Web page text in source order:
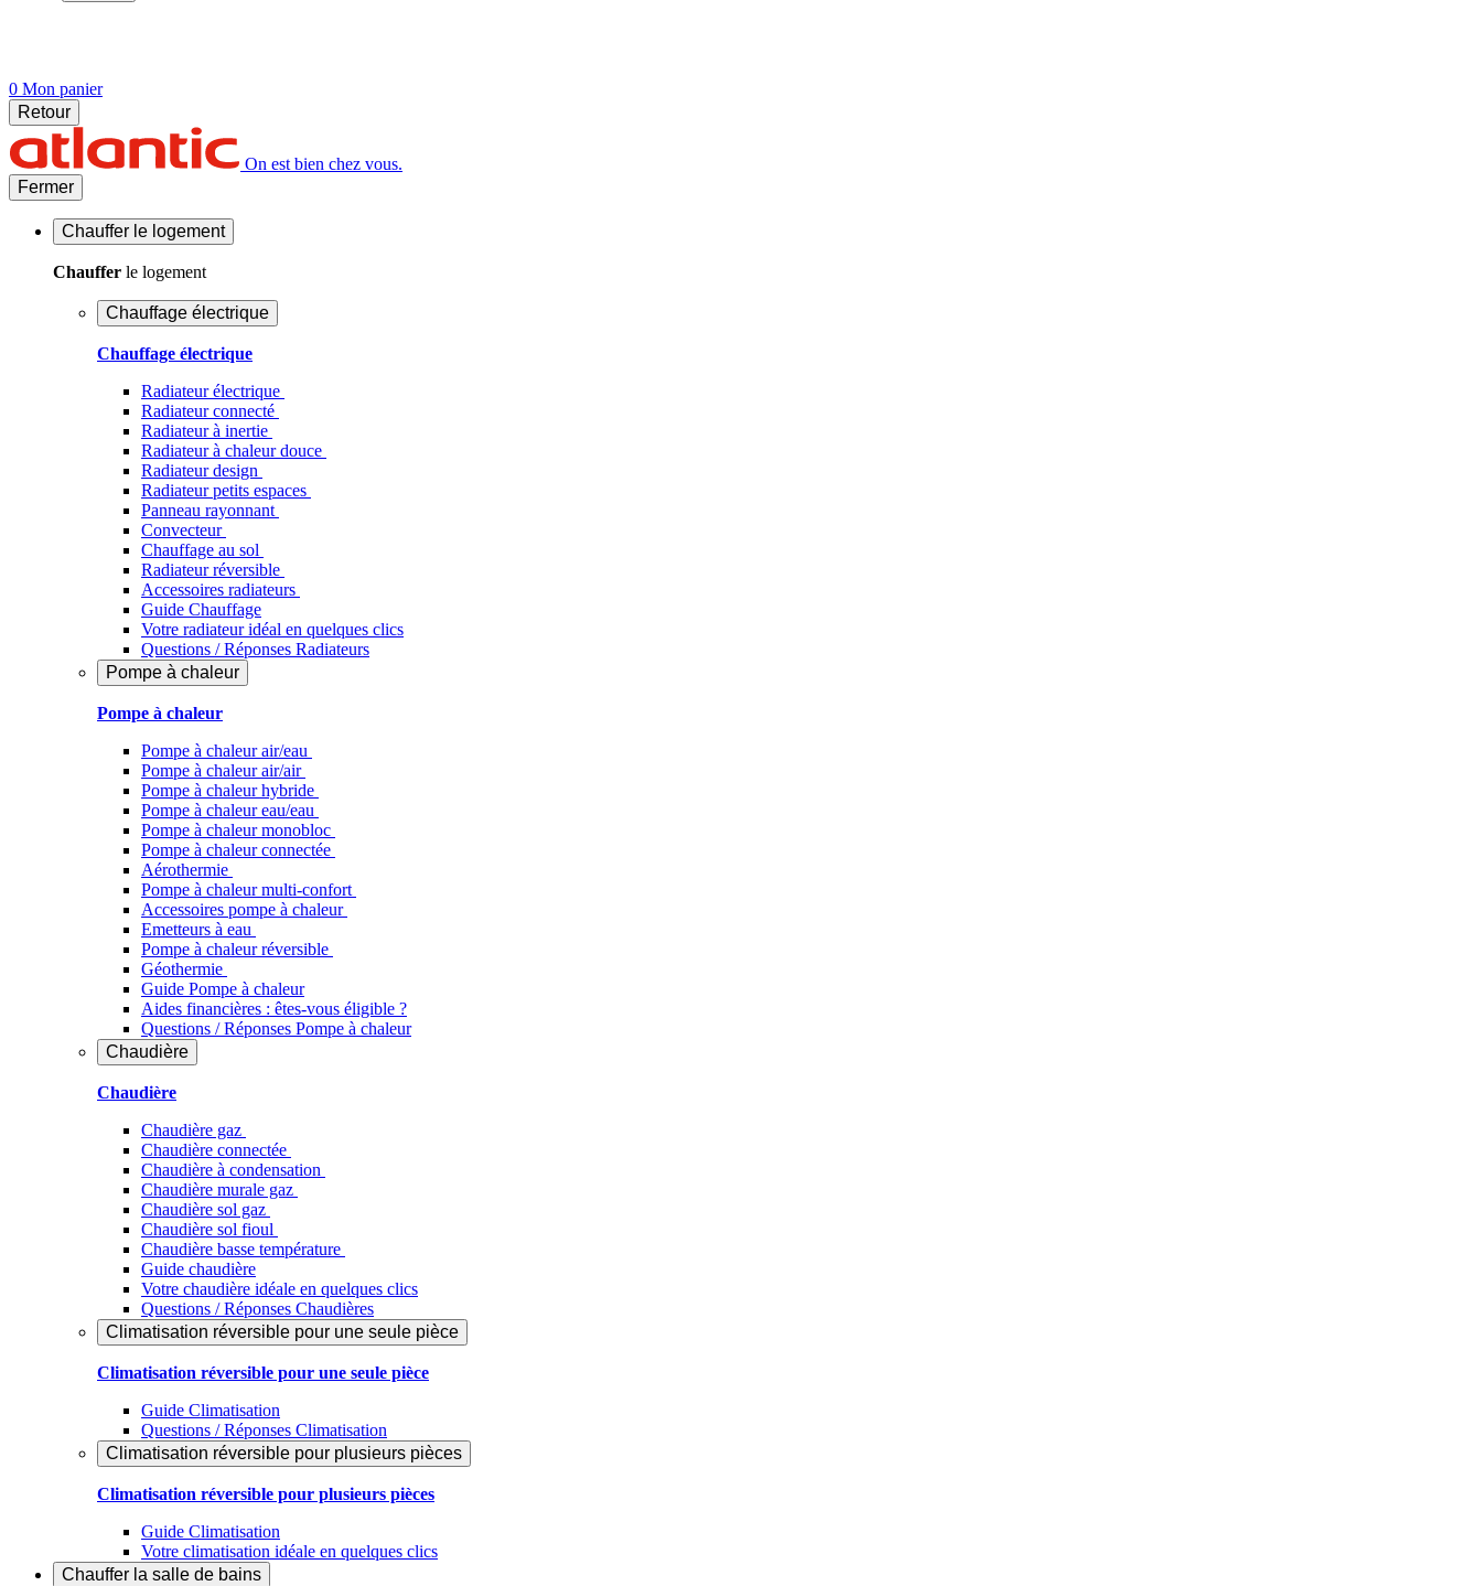
0 Mon panier
Retour
On est bien chez vous.
Fermer
Chauffer le logement
Chauffer le logement
Chauffage électrique
Chauffage électrique
Radiateur électrique
Radiateur connecté
Radiateur à inertie
Radiateur à chaleur douce
Radiateur design
Radiateur petits espaces
Panneau rayonnant
Convecteur
Chauffage au sol
Radiateur réversible
Accessoires radiateurs
Guide Chauffage
Votre radiateur idéal en quelques clics
Questions / Réponses Radiateurs
Pompe à chaleur
Pompe à chaleur
Pompe à chaleur air/eau
Pompe à chaleur air/air
Pompe à chaleur hybride
Pompe à chaleur​ eau/eau
Pompe à chaleur monobloc
Pompe à chaleur connectée
Aérothermie
Pompe à chaleur multi-confort
Accessoires pompe à chaleur
Emetteurs à eau
Pompe à chaleur réversible
Géothermie
Guide Pompe à chaleur
Aides financières : êtes-vous éligible ?
Questions / Réponses Pompe à chaleur
Chaudière
Chaudière
Chaudière gaz
Chaudière connectée
Chaudière à condensation
Chaudière murale gaz
Chaudière sol gaz
Chaudière sol fioul
Chaudière basse température
Guide chaudière
Votre chaudière idéale en quelques clics
Questions / Réponses Chaudières
Climatisation réversible pour une seule pièce
Climatisation réversible pour une seule pièce
Guide Climatisation
Questions / Réponses Climatisation
Climatisation réversible pour plusieurs pièces
Climatisation réversible pour plusieurs pièces
Guide Climatisation
Votre climatisation idéale en quelques clics
Chauffer la salle de bains